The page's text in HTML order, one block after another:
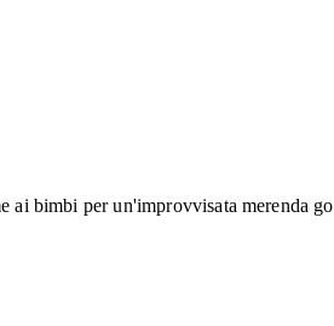
ai bimbi per un'improvvisata merenda go